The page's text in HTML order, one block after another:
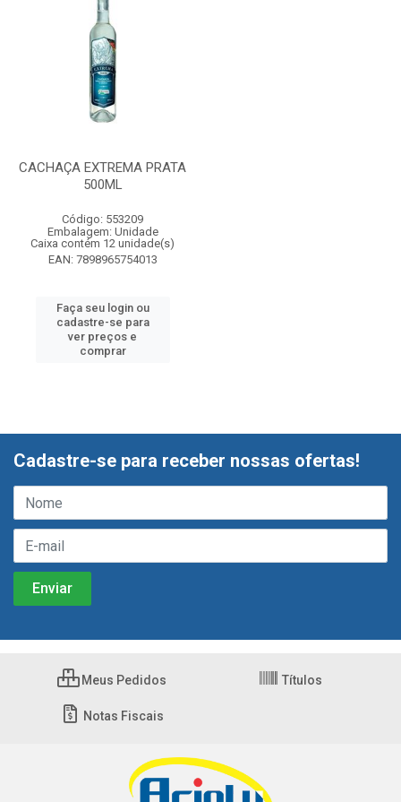
CACHAÇA EXTREMA PRATA
500ML
Código: 553209
Embalagem: Unidade
Caixa contém 12 unidade(s)
EAN: 7898965754013
Faça seu login ou
cadastre-se para
ver preços e
comprar
Cadastre-se para receber nossas ofertas!
Meus Pedidos Títulos
Notas Fiscais